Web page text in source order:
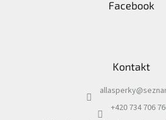
Facebook
Kontakt
allasperky@
+420 734 706